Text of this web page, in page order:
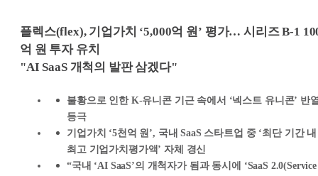
플렉스(flex), 기업가치 ‘5,000억 원’ 평가… 시리즈 B-1
억 원 투자 유치
"AI SaaS 개척의 발판 삼겠다"
불황으로 인한 K-유니콘 기근 속에서 ‘넥스트 유니콘’ 반
등극
기업가치 ‘5천억 원’, 국내 SaaS 스타트업 중 ‘최단 기간 내
최고 기업가치평가액’ 자체 경신
“국내 ‘AI SaaS’의 개척자가 됨과 동시에 ‘SaaS 2.0(Service